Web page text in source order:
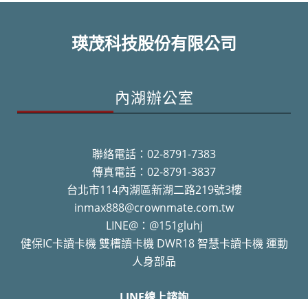
瑛茂科技股份有限公司
內湖辦公室
聯絡電話：02-8791-7383
傳真電話：02-8791-3837
台北市114內湖區新湖二路219號3樓
inmax888@crownmate.com.tw
LINE@：@151gluhj
健保IC卡讀卡機 雙槽讀卡機 DWR18 智慧卡讀卡機 運動
人身部品